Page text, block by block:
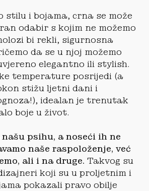
stilu i bojama, crna se može
odabir s kojim ne možemo
bi rekli, sigurnosna
da se u njoj možemo
elegantno ili stylish.
temperature posrijedi (a
stižu ljetni dani i
idealan je trenutak
boje u život.
psihu, a noseći ih ne
naše raspoloženje, već
ali i na druge. Takvog su
koji su u proljetnim i
pokazali pravo obilje